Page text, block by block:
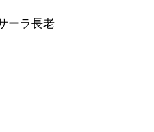
ーラ長老